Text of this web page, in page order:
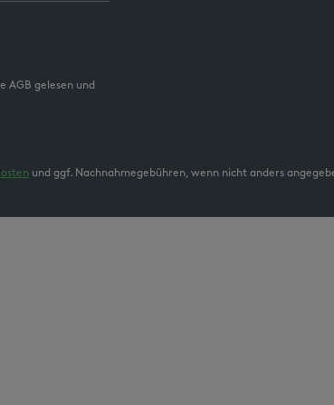
AGB gelesen und
und ggf. Nachnahmegebühren, wenn nicht anders